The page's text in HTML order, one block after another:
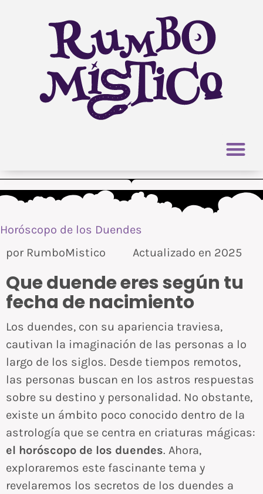
Horóscopo de los Duendes
por RumboMistico Actualizado en 2025
Que duende eres según tu
fecha de nacimiento
Los duendes, con su apariencia traviesa,
cautivan la imaginación de las personas a lo
largo de los siglos. Desde tiempos remotos,
las personas buscan en los astros respuestas
sobre su destino y personalidad. No obstante,
existe un ámbito poco conocido dentro de la
astrología que se centra en criaturas mágicas:
el horóscopo de los duendes. Ahora,
exploraremos este fascinante tema y
revelaremos los secretos de los duendes a